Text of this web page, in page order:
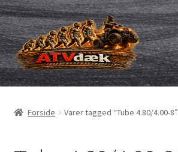
Spring
til
navigation
Spring
til
indhold
ATV-dæk
Forside Varer tagged “Tube 4.80/4.00-8”